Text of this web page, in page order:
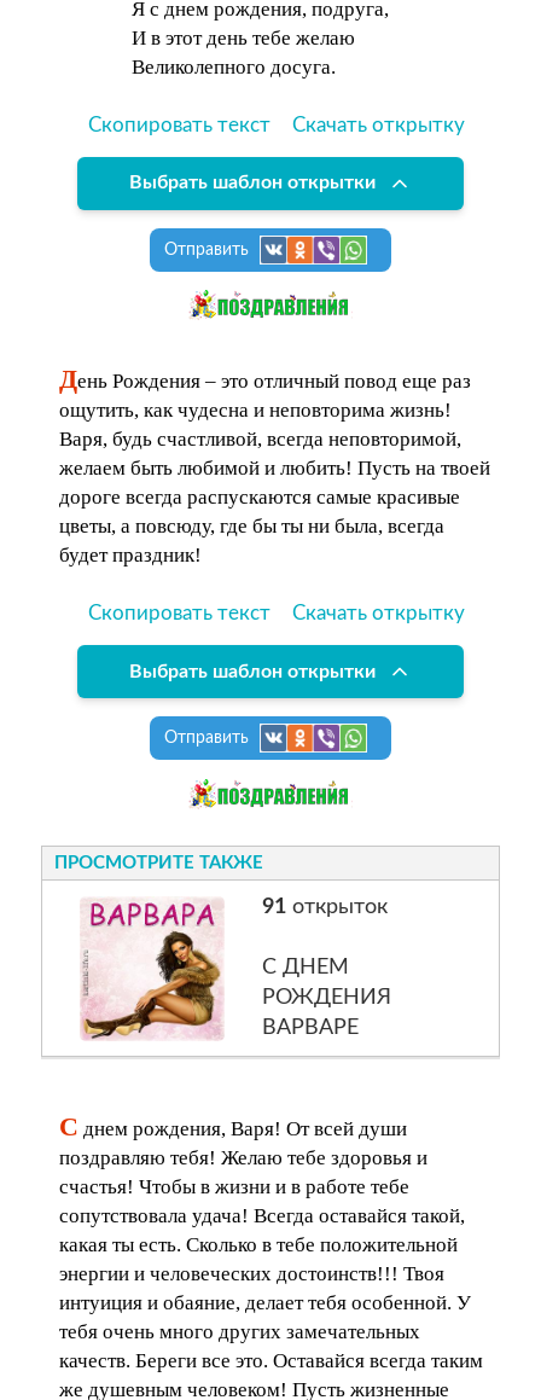
Я с днем рождения, подруга,
И в этот день тебе желаю
Великолепного досуга.
Скопировать текст Скачать открытку
Выбрать шаблон открытки
Отправить
День Рождения – это отличный повод еще раз
ощутить, как чудесна и неповторима жизнь!
Варя, будь счастливой, всегда неповторимой,
желаем быть любимой и любить! Пусть на твоей
дороге всегда распускаются самые красивые
цветы, а повсюду, где бы ты ни была, всегда
будет праздник!
Скопировать текст Скачать открытку
Выбрать шаблон открытки
Отправить
ПРОСМОТРИТЕ ТАКЖЕ
91открыток
С ДНЕМ
РОЖДЕНИЯ
ВАРВАРЕ
С днем рождения, Варя! От всей души
поздравляю тебя! Желаю тебе здоровья и
счастья! Чтобы в жизни и в работе тебе
сопутствовала удача! Всегда оставайся такой,
какая ты есть. Сколько в тебе положительной
энергии и человеческих достоинств!!! Твоя
интуиция и обаяние, делает тебя особенной. У
тебя очень много других замечательных
качеств. Береги все это. Оставайся всегда таким
же душевным человеком! Пусть жизненные